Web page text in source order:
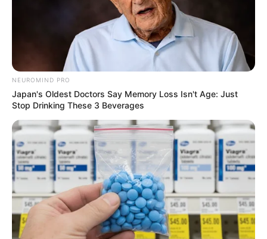
ดวงรายวัน 30 สิงหาคม 2565
30 ส.ค. 2022
แสดงความเห็นบน Facebook
NEUROMIND PRO
Japan's Oldest Doctors Say Memory Loss Isn't Age: Just
Stop Drinking These 3 Beverages